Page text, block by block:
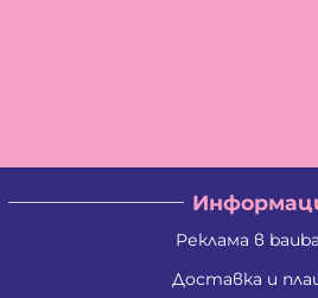
Реклама в
Доставка и